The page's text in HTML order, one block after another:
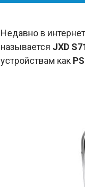
Недавно в
называется JXD
устройствам как